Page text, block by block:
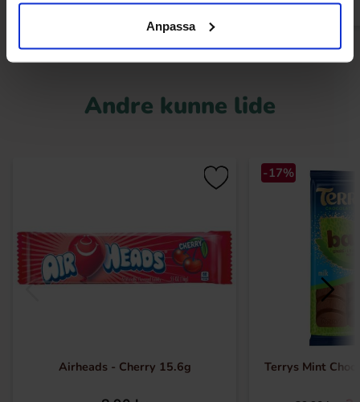
Anpassa
Andre kunne lide
Airheads - Cherry 15.6g
-17%
Terrys Mint